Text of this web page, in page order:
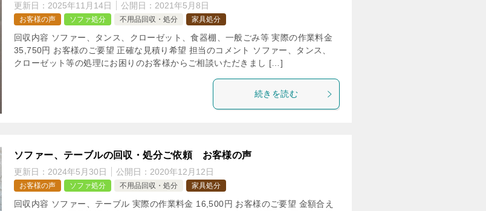
更新日： 2025年11月14日 公開日： 2021年5月8日
お客様の声 ソファ処分 不用品回収・処分 家具処分
回収内容 ソファー、タンス、クローゼット、食器棚、一般ごみ等 実際の作業料金
35,750円 お客様のご要望 正確な見積り希望 担当のコメント ソファー、タンス、
クローゼット等の処理にお困りのお客様からご相談いただきまし […]
続きを読む
ソファー、テーブルの回収・処分ご依頼 お客様の声
更新日： 2024年5月30日 公開日： 2020年12月12日
お客様の声 ソファ処分 不用品回収・処分 家具処分
回収内容 ソファー、テーブル 実際の作業料金 16,500円 お客様のご要望 金額合え